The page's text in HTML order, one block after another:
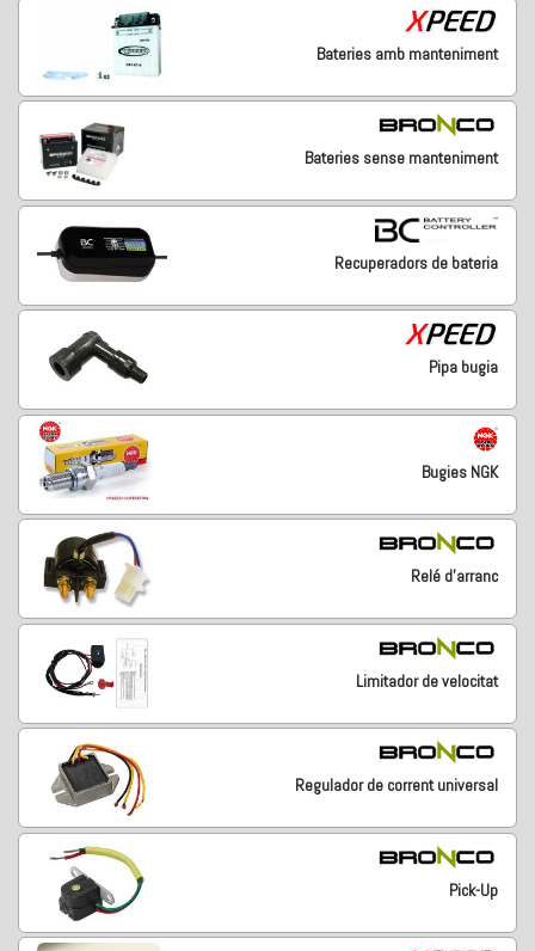
Bateries amb manteniment
Bateries sense manteniment
Recuperadors de bateria
Pipa bugia
Bugies NGK
Relé d'arranc
Limitador de velocitat
Regulador de corrent universal
Pick-Up